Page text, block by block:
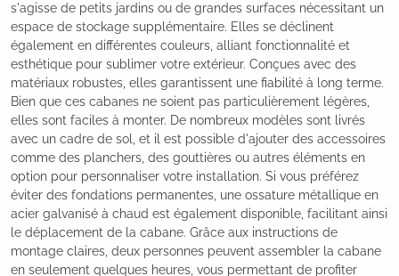
s'agisse de petits jardins ou de grandes surfaces nécessitant un
espace de stockage supplémentaire. Elles se déclinent
également en différentes couleurs, alliant fonctionnalité et
esthétique pour sublimer votre extérieur. Conçues avec des
matériaux robustes, elles garantissent une fiabilité à long terme.
Bien que ces cabanes ne soient pas particulièrement légères,
elles sont faciles à monter. De nombreux modèles sont livrés
avec un cadre de sol, et il est possible d'ajouter des accessoires
comme des planchers, des gouttières ou autres éléments en
option pour personnaliser votre installation. Si vous préférez
éviter des fondations permanentes, une ossature métallique en
acier galvanisé à chaud est également disponible, facilitant ainsi
le déplacement de la cabane. Grâce aux instructions de
montage claires, deux personnes peuvent assembler la cabane
en seulement quelques heures, vous permettant de profiter